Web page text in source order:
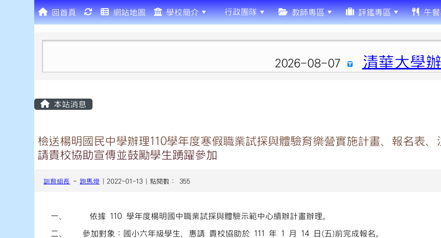
回首頁 網站地圖 學校簡介 行政團隊 教師專區 評鑑專區 午餐
2026-08-07 清華大學辦
本站消息
檢送楊明國民中學辦理110學年度寒假職業試探與體驗育樂營實施計畫、報名表
請貴校協助宣傳並鼓勵學生踴躍參加
訓育組長 - 跑馬燈 | 2022-01-13 | 點閱數： 355
一、 依據 110 學年度楊明國中職業試探與體驗示範中心續辦計畫辦理。
二、 參加對象：國小六年級學生，惠請 貴校協助於 111 年 1 月 14 日(五)前完成報名。